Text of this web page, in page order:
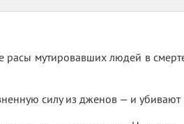
мутировавших людей в
силу из дженов — и убивают